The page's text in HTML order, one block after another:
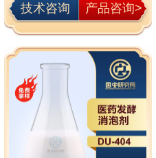
技术咨询
产品咨询>